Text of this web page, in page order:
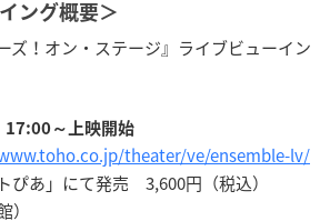
ング概要＞
ズ！オン・ステージ』ライブビューイン
～上映開始
theater/ve/ensemble-lv/
ぴあ」にて発売 3,600円（税込）